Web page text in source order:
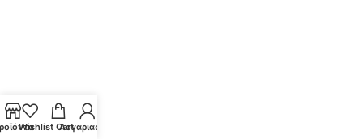
Wishlist Cart
Λογαριασμός